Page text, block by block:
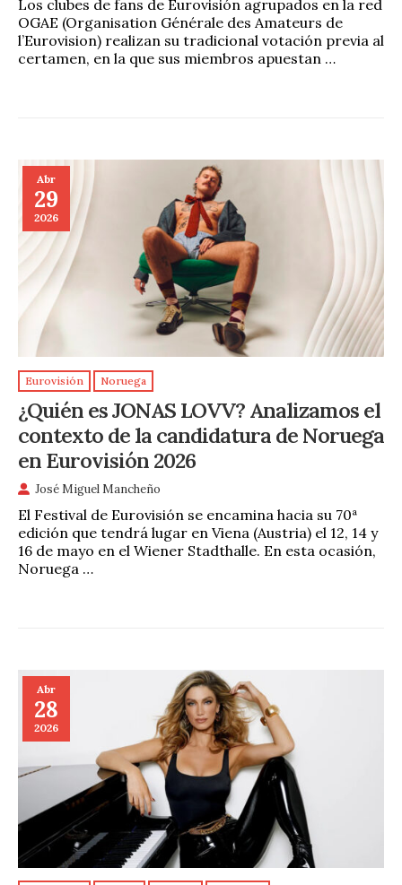
Los clubes de fans de Eurovisión agrupados en la red
OGAE (Organisation Générale des Amateurs de
l’Eurovision) realizan su tradicional votación previa al
certamen, en la que sus miembros apuestan …
Abr
29
2026
Eurovisión Noruega
¿Quién es JONAS LOVV? Analizamos el
contexto de la candidatura de Noruega
en Eurovisión 2026
José Miguel Mancheño
El Festival de Eurovisión se encamina hacia su 70ª
edición que tendrá lugar en Viena (Austria) el 12, 14 y
16 de mayo en el Wiener Stadthalle. En esta ocasión,
Noruega …
Abr
28
2026